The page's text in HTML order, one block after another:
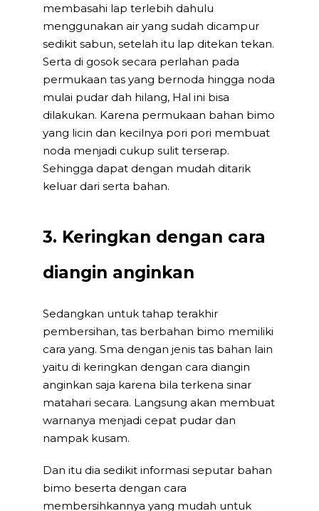
membasahi lap terlebih dahulu
menggunakan air yang sudah dicampur
sedikit sabun, setelah itu lap ditekan tekan.
Serta di gosok secara perlahan pada
permukaan tas yang bernoda hingga noda
mulai pudar dah hilang, Hal ini bisa
dilakukan. Karena permukaan bahan bimo
yang licin dan kecilnya pori pori membuat
noda menjadi cukup sulit terserap.
Sehingga dapat dengan mudah ditarik
keluar dari serta bahan.
3. Keringkan dengan cara
diangin anginkan
Sedangkan untuk tahap terakhir
pembersihan, tas berbahan bimo memiliki
cara yang. Sma dengan jenis tas bahan lain
yaitu di keringkan dengan cara diangin
anginkan saja karena bila terkena sinar
matahari secara. Langsung akan membuat
warnanya menjadi cepat pudar dan
nampak kusam.
Dan itu dia sedikit informasi seputar bahan
bimo beserta dengan cara
membersihkannya yang mudah untuk